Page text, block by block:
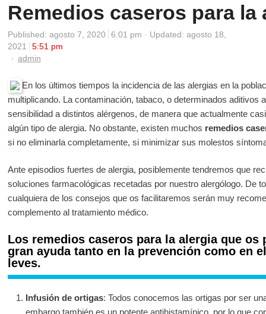
Remedios caseros para la
Published: agosto 7, 2020 6:01 pm
Updated: agosto 18,
2021
5:51 pm
Author
admin
En los últimos tiempos la incidencia de las alergias en la
multiplicando. La contaminación, tabaco, o determinados aditivos
sensibilidad a distintos alérgenos, de manera que actualmente
algún tipo de alergia. No obstante, existen muchos remedios
si no eliminarla completamente, si minimizar sus molestos
Ante episodios fuertes de alergia, posiblemente tendremos que
soluciones farmacológicas recetadas por nuestro alergólogo. De
cualquiera de los consejos que os facilitaremos serán muy
complemento al tratamiento médico.
Los remedios caseros para la alergia que os
gran ayuda tanto en la prevención como en
leves.
Infusión de ortigas: Todos conocemos las ortigas por ser
embargo también es un potente antihistamínico, por lo que